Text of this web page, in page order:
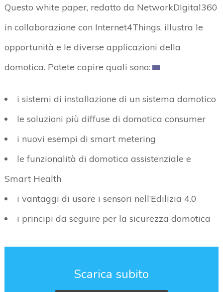
Questo white paper, redatto da NetworkDIgital360
in collaborazione con Internet4Things, illustra le
opportunità e le diverse applicazioni della
domotica. Potete capire quali sono:
i sistemi di installazione di un sistema domotico
le soluzioni più diffuse di domotica consumer
i nuovi esempi di smart metering
le funzionalità di domotica assistenziale e
Smart Health
i vantaggi di usare i sensori nell’Edilizia 4.0
i principi da seguire per la sicurezza domotica
Scarica subito